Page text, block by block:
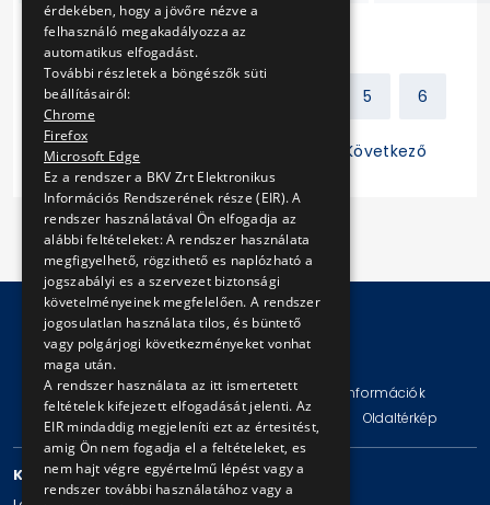
Előző 5 6
7 8 Következő
© Copyright 2026 BKV Zrt.
Impresszum Jogi nyilatkozat
Technikai információk
Adatvédelmi politika és tájékoztatások
Oldaltérkép
KAPCSOLAT
érdekében, hogy a jövőre nézve a
felhasználó megakadályozza az
automatikus elfogadást.
További részletek a böngészők süti
beállításairól:
Chrome
Firefox
Microsoft Edge
Ez a rendszer a BKV Zrt Elektronikus
Információs Rendszerének része (EIR). A
rendszer használatával Ön elfogadja az
alábbi feltételeket: A rendszer használata
megfigyelhető, rögzithető es naplózható a
jogszabályi es a szervezet biztonsági
követelményeinek megfelelően. A rendszer
jogosulatlan használata tilos, és büntető
vagy polgárjogi következményeket vonhat
maga után.
A rendszer használata az itt ismertetett
feltételek kifejezett elfogadását jelenti. Az
EIR mindaddig megjeleníti ezt az értesitést,
amig Ön nem fogadja el a feltételeket, es
nem hajt végre egyértelmű lépést vagy a
rendszer további használatához vagy a